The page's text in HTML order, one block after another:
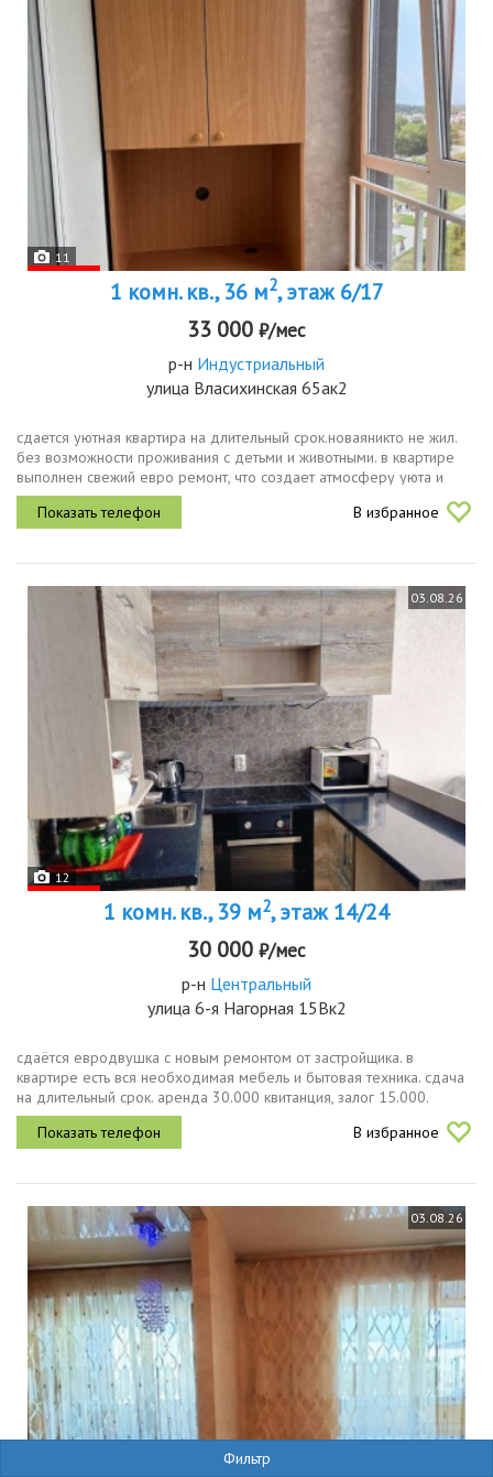
Фильтр
11
1 комн. кв., 36 м2, этаж 6/17
33 000 ₽/мес
р-н Индустриальный
улица Власихинская 65ак2
сдается уютная квартира на длительный срок.новаяникто не жил.
без возможности проживания с детьми и животными. в квартире
выполнен свежий евро ремонт, что создает атмосферу уюта и
комфорта. просторная комната с двумя спальными местами,
обеспечивая...
В избранное
03.08.26
12
1 комн. кв., 39 м2, этаж 14/24
30 000 ₽/мес
р-н Центральный
улица 6-я Нагорная 15Вк2
сдаётся евродвушка с новым ремонтом от застройщика. в
квартире есть вся необходимая мебель и бытовая техника. сдача
на длительный срок. аренда 30.000 квитанция, залог 15.000.
В избранное
03.08.26